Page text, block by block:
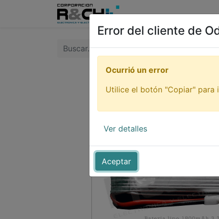
Inicio Tienda
Error del cliente de
Aceptar
Ocurrió un error
Utilice el botón "Copiar" para
Ver detalles